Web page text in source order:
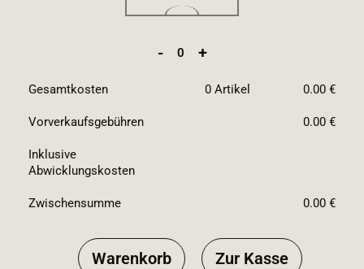
- 0 +
Gesamtkosten 0 Artikel 0.00 €
Vorverkaufsgebühren 0.00 €
Inklusive
Abwicklungskosten
Zwischensumme 0.00 €
Warenkorb Zur Kasse